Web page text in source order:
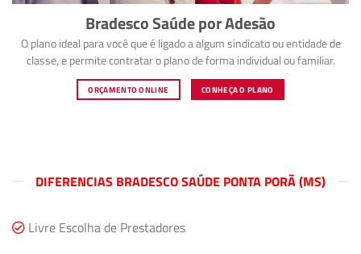
Bradesco Saúde por Adesão
O plano ideal para você que é ligado a algum sindicato ou entidade de
classe, e permite contratar o plano de forma individual ou familiar.
ORÇAMENTO ONLINE CONHEÇA O PLANO
DIFERENCIAS BRADESCO SAÚDE PONTA PORÃ (MS)
Livre Escolha de Prestadores